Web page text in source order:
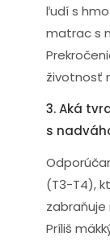
ľudí s
matrac s
životnosť
3. Aká
s
(T3-T4),
Príliš